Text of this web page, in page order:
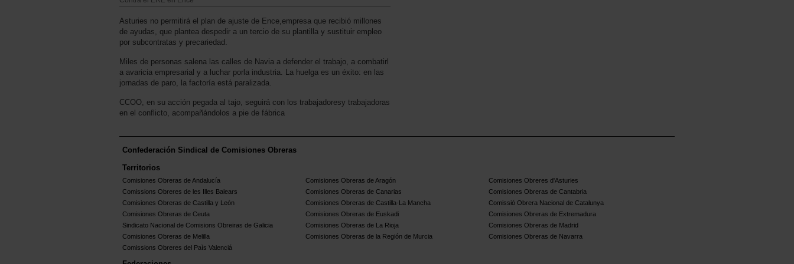
Asturies no permitirá el plan de ajuste de Ence,empresa que recibió millones
de ayudas, que plantea despedir a un tercio de su plantilla y sustituir empleo
por subcontratas y precariedad.
Miles de personas salena las calles de Navia a defender el trabajo, a combatirl
a avaricia empresarial y a luchar porla industria. La huelga es un éxito: en las
jornadas de paro, la factoría está paralizada.
CCOO, en su acción pegada al tajo, seguirá con los trabajadoresy trabajadoras
en el conflicto, acompañándolos a pie de fábrica
Confederación Sindical de Comisiones Obreras
Territorios
Comisiones Obreras de Andalucía Comisiones Obreras de Aragón
Comisiones Obreres d'Asturies
Comissions Obreres de les Illes Balears
Comisiones Obreras de Canarias
Comisiones Obreras de Cantabria
Comisiones Obreras de Castilla y León
Comisiones Obreras de Castilla-La Mancha
Comissió Obrera Nacional de Catalunya
Comisiones Obreras de Ceuta
Comisiones Obreras de Euskadi
Comisiones Obreras de Extremadura
Sindicato Nacional de Comisions Obreiras de Galicia
Comisiones Obreras de La Rioja
Comisiones Obreras de Madrid
Comisiones Obreras de Melilla
Comisiones Obreras de la Región de Murcia
Comisiones Obreras de Navarra
Comissions Obreres del Paìs Valenciá